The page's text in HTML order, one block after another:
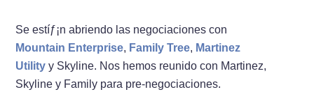
Se estíƒ¡n abriendo las negociaciones con
Mountain Enterprise, Family Tree, Martinez
Utility y Skyline. Nos hemos reunido con Martinez,
Skyline y Family para pre-negociaciones.